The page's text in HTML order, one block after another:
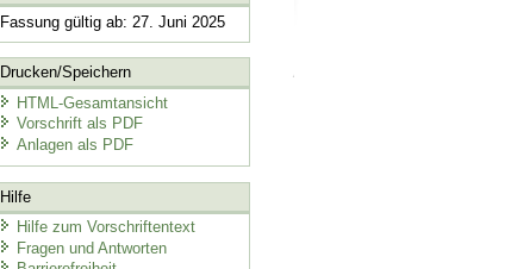
Fassung gültig ab: 27. Juni 2025
Drucken/Speichern
HTML-Gesamtansicht
Vorschrift als PDF
Anlagen als PDF
Hilfe
Hilfe zum Vorschriftentext
Fragen und Antworten